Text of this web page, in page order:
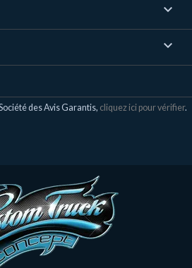


des Avis Garantis, cliquez ici pour vérifier.